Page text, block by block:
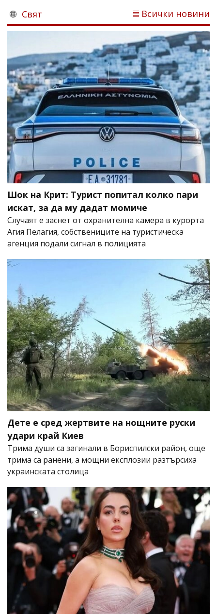
Свят Всички новини
Шок на Крит: Турист попитал колко пари
искат, за да му дадат момиче
Случаят е заснет от охранителна камера в курорта
Агия Пелагия, собствениците на туристическа
агенция подали сигнал в полицията
Дете е сред жертвите на нощните руски
удари край Киев
Трима души са загинали в Бориспилски район, още
трима са ранени, а мощни експлозии разтърсиха
украинската столица